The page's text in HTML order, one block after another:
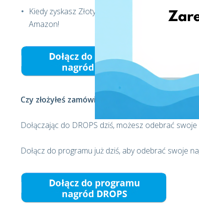
Kiedy zyskasz Złoty lub Platynowy status
Amazon!
Czy złożyłeś zamówienie na dostawę przez
Dołączając do DROPS dziś, możesz odebrać
Dołącz do programu już dziś, aby odebrać swoje